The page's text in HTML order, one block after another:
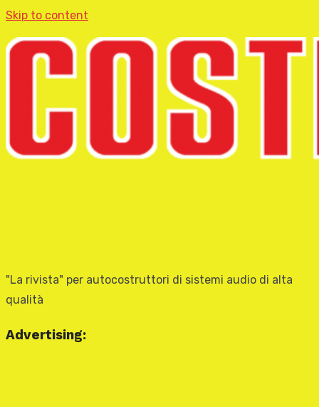
Skip to content
"La rivista" per autocostruttori di sistemi audio di alta
qualità
Advertising: